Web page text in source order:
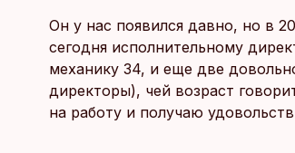
Он у нас появился давно, но в
сегодня исполнительному
механику 34, и еще две
директоры), чей возраст
на работу и получаю